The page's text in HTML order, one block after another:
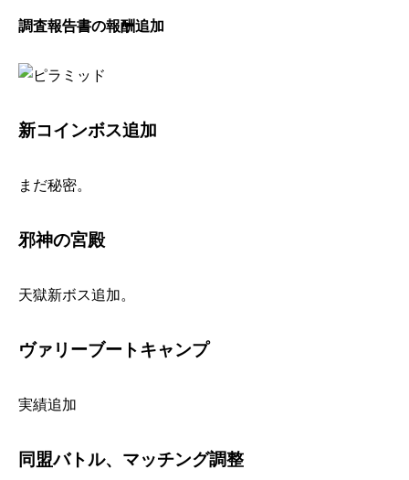
調査報告書の報酬追加
新コインボス追加
まだ秘密。
邪神の宮殿
天獄新ボス追加。
ヴァリーブートキャンプ
実績追加
同盟バトル、マッチング調整